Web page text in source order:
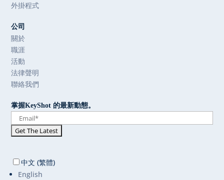
外掛程式
公司
關於
職涯
活動
法律聲明
聯絡我們
掌握KeyShot 的最新動態。
中文 (繁體)
English